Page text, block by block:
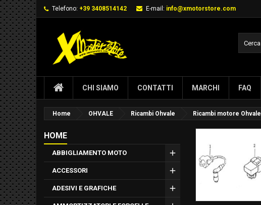
Telefono: +39 3408514142 E-mail: info@xmotorstore.com
CHI SIAMO CONTATTI MARCHI FAQ
Home OHVALE Ricambi Ohvale Ricambi motore Ohvale
HOME
ABBIGLIAMENTO MOTO
ACCESSORI
ADESIVI E GRAFICHE